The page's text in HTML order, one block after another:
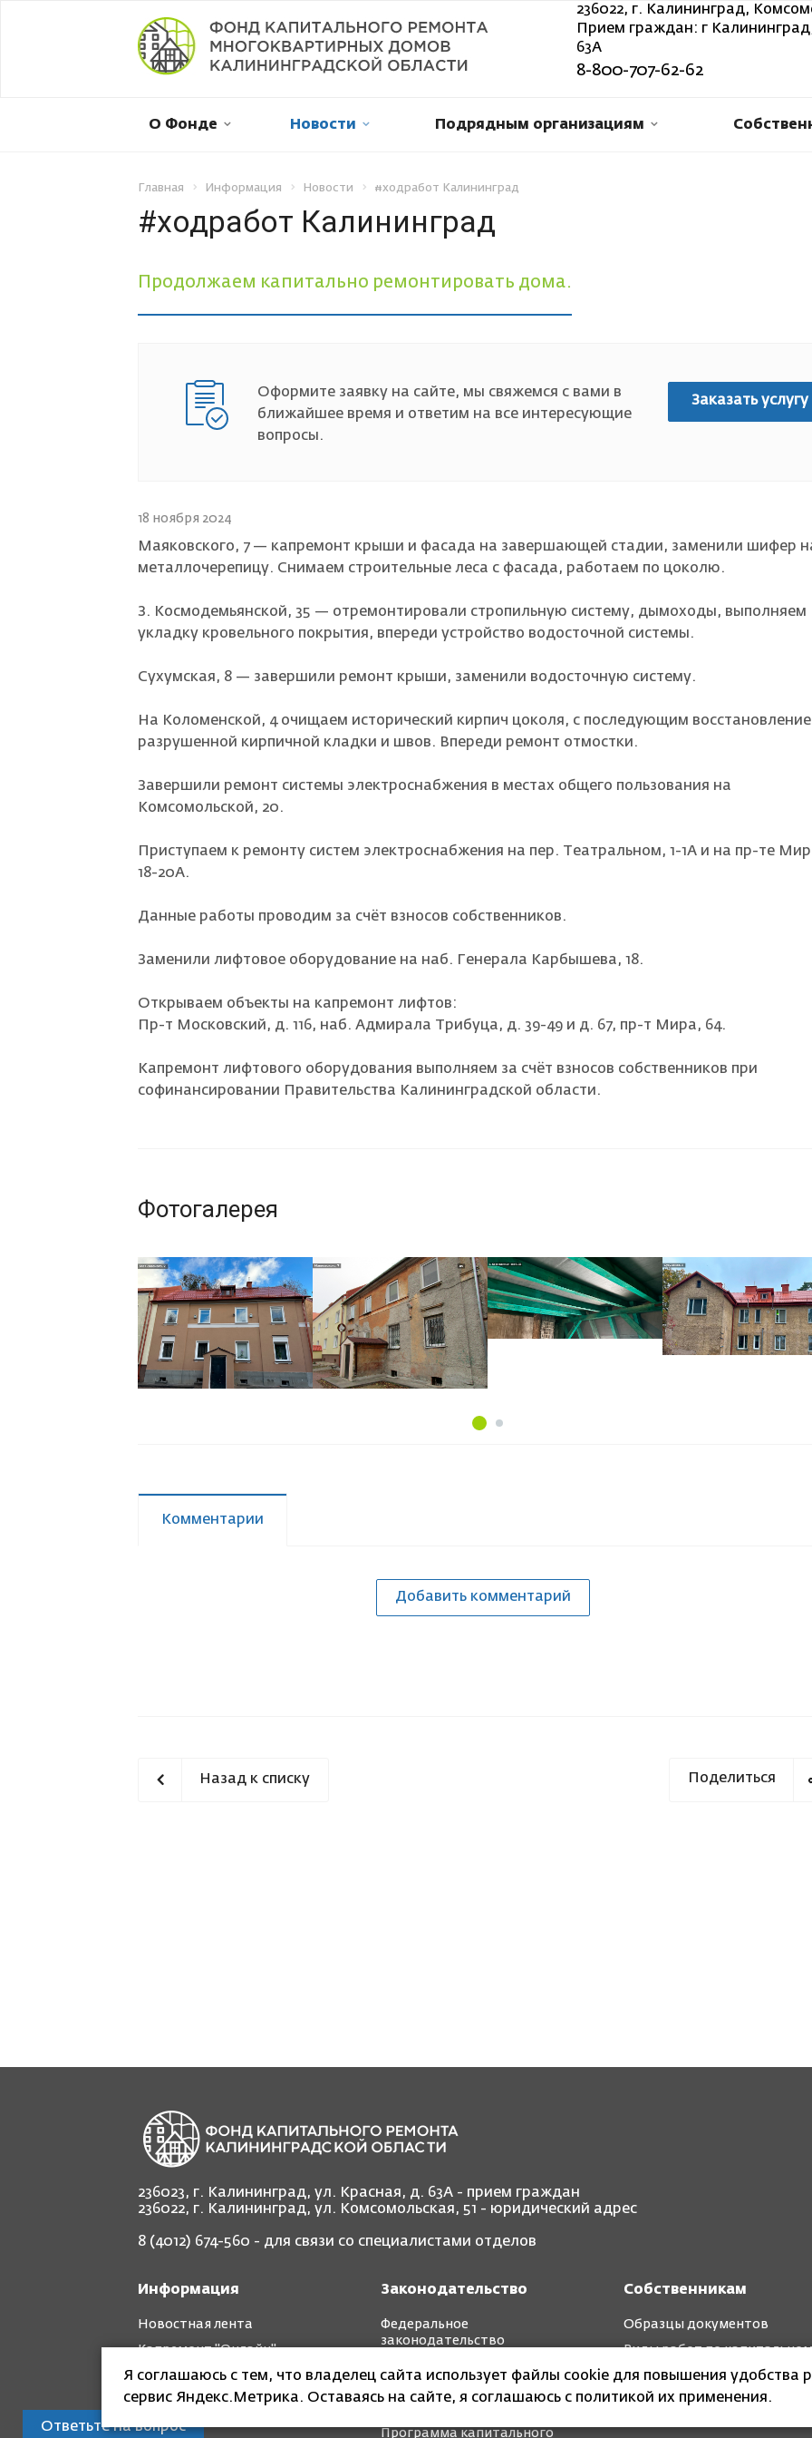
236022, г. Калининград,
Прием граждан: г
63А
8-800-707-62-62
О Фонде Новости Подрядным организациям
Смена собственника
Ответьте на вопрос
Главная Информация Новости #ходработ Калининград
#ходработ Калининград
Продолжаем капитально ремонтировать дома.
Оформите заявку на сайте, мы свяжемся с вами в
ближайшее время и ответим на все интересующие
вопросы.
Заказать услугу
18 ноября 2024
Маяковского, 7 — капремонт крыши и фасада на завершающей стадии, заменили шифер
металлочерепицу. Снимаем строительные леса с фасада, работаем по цоколю.
З. Космодемьянской, 35 — отремонтировали стропильную систему, дымоходы, выполняем
укладку кровельного покрытия, впереди устройство водосточной системы.
Сухумская, 8 — завершили ремонт крыши, заменили водосточную систему.
На Коломенской, 4 очищаем исторический кирпич цоколя, с последующим
разрушенной кирпичной кладки и швов. Впереди ремонт отмостки.
Завершили ремонт системы электроснабжения в местах общего пользования на
Комсомольской, 20.
Приступаем к ремонту систем электроснабжения на пер. Театральном, 1-1А и на пр-те
18-20А.
Данные работы проводим за счёт взносов собственников.
Заменили лифтовое оборудование на наб. Генерала Карбышева, 18.
Открываем объекты на капремонт лифтов:
Пр-т Московский, д. 116, наб. Адмирала Трибуца, д. 39-49 и д. 67, пр-т Мира, 64.
Капремонт лифтового оборудования выполняем за счёт взносов собственников при
софинансировании Правительства Калининградской области.
Фотогалерея
Комментарии
Добавить комментарий
Поделиться
Назад к списку
236023, г. Калининград, ул. Красная, д. 63А - прием граждан
236022, г. Калининград, ул. Комсомольская, 51 - юридический адрес
8 (4012) 674-560 - для связи со специалистами отделов
Информация
Новостная лента
Капремонт "Онлайн"
Фотоотчет "до" и "после"
Законодательство
Федеральное
законодательство
Региональное
законодательство
Программа капитального
Собственникам
Образцы документов
Виды работ по
Я соглашаюсь с тем, что владелец сайта использует файлы cookie для повышения удобства
сервис Яндекс.Метрика. Оставаясь на сайте, я соглашаюсь с политикой их применения.